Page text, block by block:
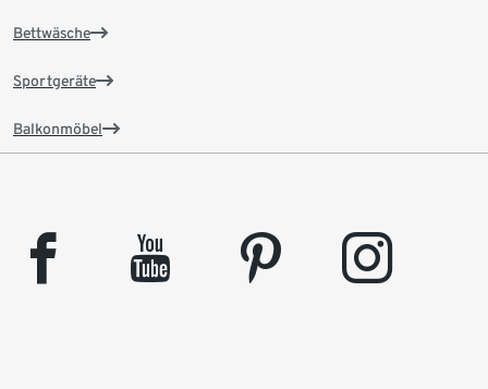
Bettwäsche
Sportgeräte
Balkonmöbel
facebook youtube pinterest instagram